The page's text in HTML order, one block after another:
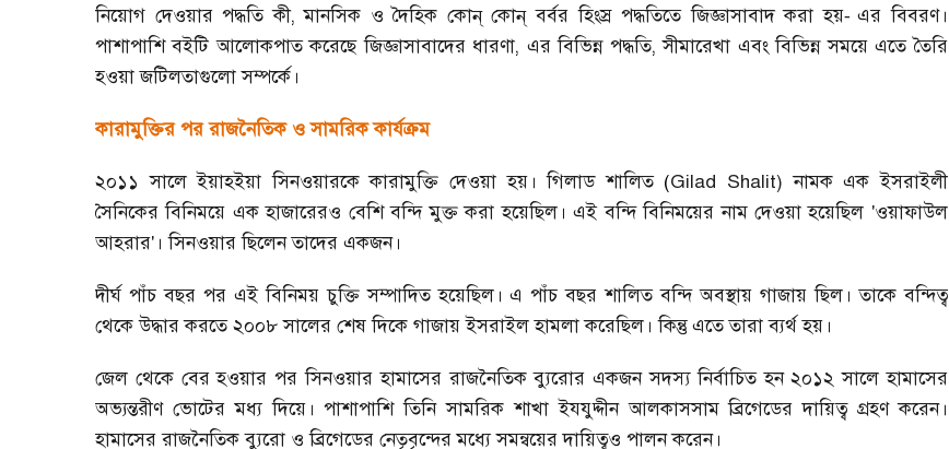
নিয়োগ দেওয়ার পদ্ধতি কী,মানসিক ও দৈহিক কোন্ কোন্ বর্বর হিংস্র পদ্ধতিতে জিজ্ঞাসাবাদ করা হয়- এর বিবরণ।
পাশাপাশি বইটি আলোকপাত করেছে জিজ্ঞাসাবাদের ধারণা, এর বিভিন্ন পদ্ধতি,সীমারেখা এবং বিভিন্ন সময়ে এতে তৈরি
হওয়া জটিলতাগুলো সম্পর্কে।
কারামুক্তির পর রাজনৈতিক ও সামরিক কার্যক্রম
২০১১ সালে ইয়াহইয়া সিনওয়ারকে কারামুক্তি দেওয়া হয়। গিলাড শালিত (Gilad Shalit) নামক এক ইসরাইলী
সৈনিকের বিনিময়ে এক হাজারেরও বেশি বন্দি মুক্ত করা হয়েছিল। এই বন্দি বিনিময়ের নাম দেওয়া হয়েছিল 'ওয়াফাউল
আহরার'। সিনওয়ার ছিলেন তাদের একজন।
দীর্ঘ পাঁচ বছর পর এই বিনিময় চুক্তি সম্পাদিত হয়েছিল। এ পাঁচ বছর শালিত বন্দি অবস্থায় গাজায় ছিল। তাকে বন্দিত্ব
থেকে উদ্ধার করতে ২০০৮ সালের শেষ দিকে গাজায় ইসরাইল হামলা করেছিল। কিন্তু এতে তারা ব্যর্থ হয়।
জেল থেকে বের হওয়ার পর সিনওয়ার হামাসের রাজনৈতিক ব্যুরোর একজন সদস্য নির্বাচিত হন ২০১২ সালে হামাসের
অভ্যন্তরীণ ভোটের মধ্য দিয়ে। পাশাপাশি তিনি সামরিক শাখা ইযযুদ্দীন আলকাসসাম ব্রিগেডের দায়িত্ব গ্রহণ করেন।
হামাসের রাজনৈতিক ব্যুরো ও ব্রিগেডের নেতৃবৃন্দের মধ্যে সমন্বয়ের দায়িত্বও পালন করেন।